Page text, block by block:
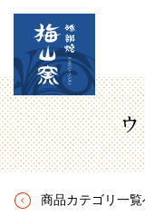
商品カテゴリ一覧